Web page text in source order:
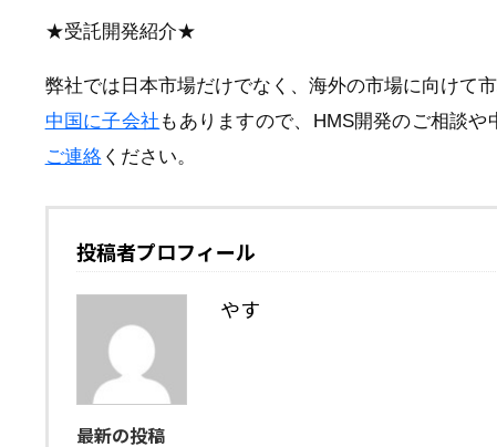
★受託開発紹介★
弊社では日本市場だけでなく、海外の市場に向けて
中国に子会社 もありますので、HMS開発のご相談
ご連絡 ください。
投稿者プロフィール
やす
最新の投稿